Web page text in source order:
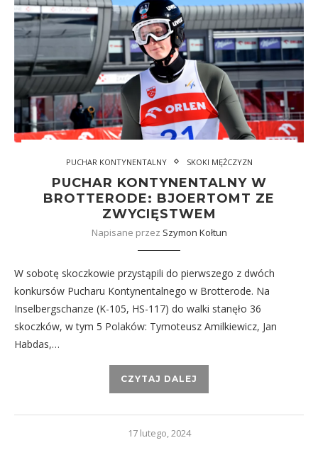
PUCHAR KONTYNENTALNY SKOKI MĘŻCZYZN
PUCHAR KONTYNENTALNY W
BROTTERODE: BJOERTOMT ZE
ZWYCIĘSTWEM
Napisane przez Szymon Kołtun
W sobotę skoczkowie przystąpili do pierwszego z dwóch
konkursów Pucharu Kontynentalnego w Brotterode. Na
Inselbergschanze (K-105, HS-117) do walki stanęło 36
skoczków, w tym 5 Polaków: Tymoteusz Amilkiewicz, Jan
Habdas,…
CZYTAJ DALEJ
17 lutego, 2024